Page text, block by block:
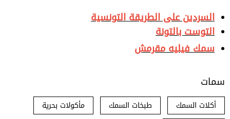
السردين على الطريقة التونسية
التوست بالتونة
سمك فيليه مقرمش
سمات
أكلات السمك طبخات السمك
مأكولات بحرية